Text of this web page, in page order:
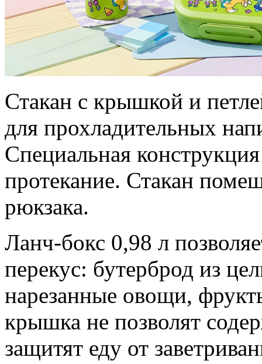
Стакан с крышкой и
для прохладительных
Специальная
протекание. Стакан
рюкзака.
Ланч-бокс 0,98 л
перекус: бутерброд из
нарезанные овощи,
крышка не позволят
защитят еду от